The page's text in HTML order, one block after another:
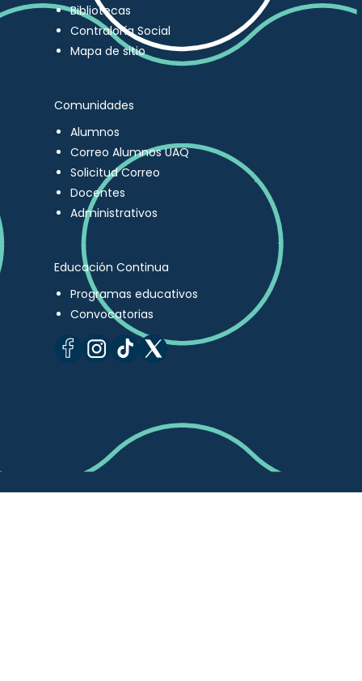
Bibliotecas
Contraloría Social
Mapa de sitio
Comunidades
Alumnos
Correo Alumnos UAQ
Solicitud Correo
Docentes
Administrativos
Educación Continua
Programas educativos
Convocatorias